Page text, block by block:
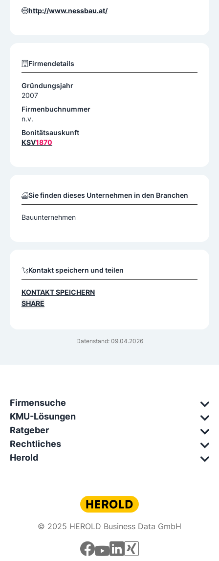
Datenstand: 09.04.2026
http://www.nessbau.at/
Firmendetails
Gründungsjahr
2007
Firmenbuchnummer
n.v.
Bonitätsauskunft
KSV1870
Sie finden dieses Unternehmen in den Branchen
Bauunternehmen
Kontakt speichern und teilen
KONTAKT SPEICHERN
SHARE
Firmensuche
KMU-Lösungen
Ratgeber
Rechtliches
Herold
© 2025 HEROLD Business Data GmbH